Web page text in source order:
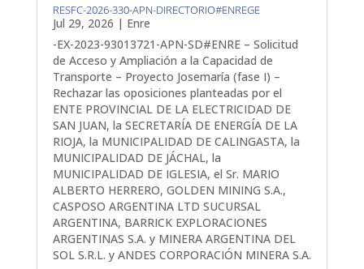
RESFC-2026-330-APN-DIRECTORIO#ENREGE
Jul 29, 2026 | Enre
-EX-2023-93013721-APN-SD#ENRE – Solicitud
de Acceso y Ampliación a la Capacidad de
Transporte – Proyecto Josemaría (fase I) –
Rechazar las oposiciones planteadas por el
ENTE PROVINCIAL DE LA ELECTRICIDAD DE
SAN JUAN, la SECRETARÍA DE ENERGÍA DE LA
RIOJA, la MUNICIPALIDAD DE CALINGASTA, la
MUNICIPALIDAD DE JÁCHAL, la
MUNICIPALIDAD DE IGLESIA, el Sr. MARIO
ALBERTO HERRERO, GOLDEN MINING S.A.,
CASPOSO ARGENTINA LTD SUCURSAL
ARGENTINA, BARRICK EXPLORACIONES
ARGENTINAS S.A. y MINERA ARGENTINA DEL
SOL S.R.L. y ANDES CORPORACIÓN MINERA S.A.